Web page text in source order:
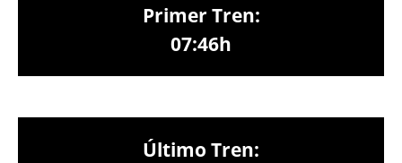
Primer Tren:
07:46h
Último Tren: